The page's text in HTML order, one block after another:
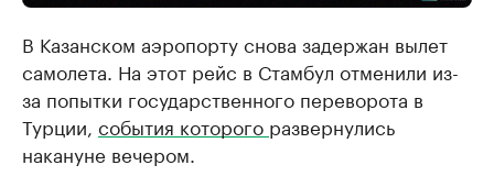
В Казанском аэропорту снова задержан вылет
самолета. На этот рейс в Стамбул отменили из-
за попытки государственного переворота в
Турции, события которого развернулись
накануне вечером.